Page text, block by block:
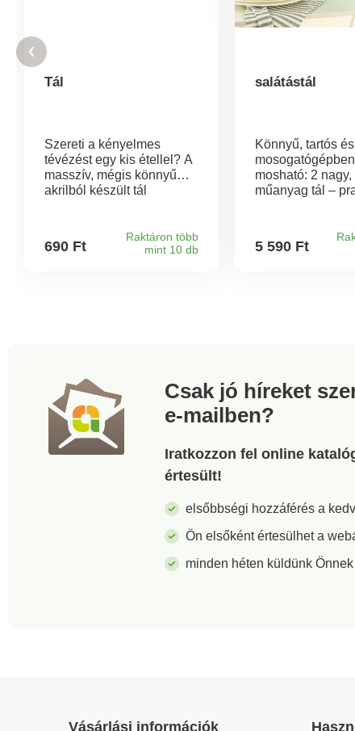
Tál
Szereti a kényelmes
tévézést egy kis étellel? A
masszív, mégis könnyű
akrilból készült tál
könnyű eltörni, és
karcolásállóAz
690 Ft
Raktáron több
mint 10 db
salátástál
Könnyű, tartós és
mosogatógépben
mosható: 2
műanyag tál –
Helytakarékosan
5 590 Ft
Csak jó híreket
e-mailben?
Iratkozzon fel online
értesült!
elsőbbségi hozzáférés a
Ön elsőként értesülhet a
minden héten küldünk
Vásárlási információk